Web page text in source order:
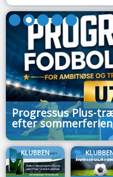
Progressus Plus-
efter sommerferien
KLUBBEN